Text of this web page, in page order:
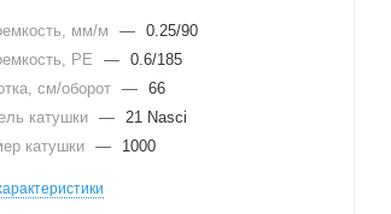
мм/м — 0.25/90
PE
— 0.6/185
см/оборот — 66
катушки — 21 Nasci
катушки
— 1000